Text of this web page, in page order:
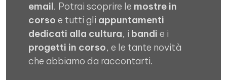
email. Potrai scoprire le mostre in
corso e tutti gli appuntamenti
dedicati alla cultura, i bandi e i
progetti in corso, e le tante novità
che abbiamo da raccontarti.